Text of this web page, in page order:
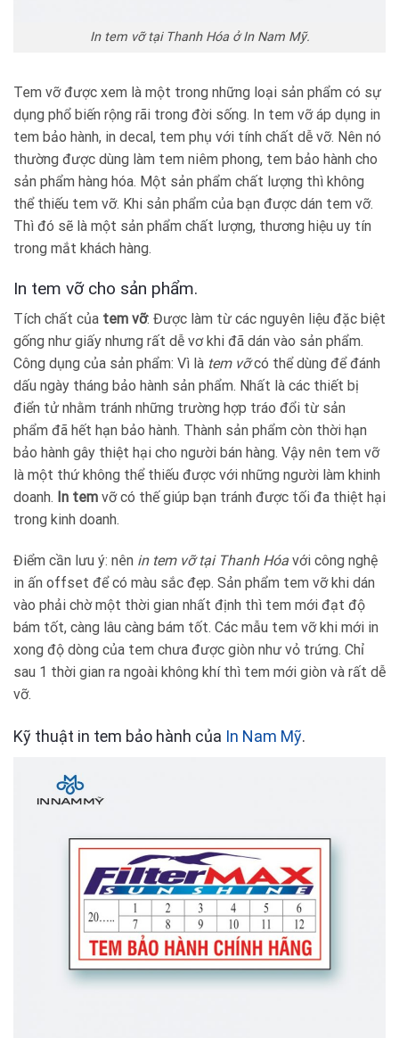
In tem vỡ tại Thanh Hóa ở In Nam Mỹ.
Tem vỡ được xem là một trong những loại sản phẩm có sự
dụng phổ biến rộng rãi trong đời sống. In tem vỡ áp dụng in
tem bảo hành, in decal, tem phụ với tính chất dễ vỡ. Nên nó
thường được dùng làm tem niêm phong, tem bảo hành cho
sản phẩm hàng hóa. Một sản phẩm chất lượng thì không
thể thiếu tem vỡ. Khi sản phẩm của bạn được dán tem vỡ.
Thì đó sẽ là một sản phẩm chất lượng, thương hiệu uy tín
trong mắt khách hàng.
In tem vỡ cho sản phẩm.
Tích chất của tem vỡ: Được làm từ các nguyên liệu đặc biệt
gống như giấy nhưng rất dễ vơ khi đã dán vào sản phẩm.
Công dụng của sản phẩm: Vì là tem vỡcó thể dùng để đánh
dấu ngày tháng bảo hành sản phẩm. Nhất là các thiết bị
điển tử nhằm tránh những trường hợp tráo đổi từ sản
phẩm đã hết hạn bảo hành. Thành sản phẩm còn thời hạn
bảo hành gây thiệt hại cho người bán hàng. Vậy nên tem vỡ
là một thứ không thể thiếu được với những người làm khinh
doanh. In tem vỡ có thế giúp bạn tránh được tối đa thiệt hại
trong kinh doanh.
Điểm cần lưu ý: nên in tem vỡ tại Thanh Hóa với công nghệ
in ấn offset để có màu sắc đẹp. Sản phẩm tem vỡ khi dán
vào phải chờ một thời gian nhất định thì tem mới đạt độ
bám tốt, càng lâu càng bám tốt. Các mẫu tem vỡ khi mới in
xong độ dòng của tem chưa được giòn như vỏ trứng. Chỉ
sau 1 thời gian ra ngoài không khí thì tem mới giòn và rất dễ
vỡ.
Kỹ thuật in tem bảo hành của In Nam Mỹ.